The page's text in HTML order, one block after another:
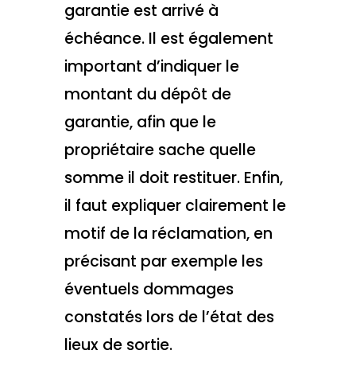
garantie est arrivé à
échéance. Il est également
important d’indiquer le
montant du dépôt de
garantie, afin que le
propriétaire sache quelle
somme il doit restituer. Enfin,
il faut expliquer clairement le
motif de la réclamation, en
précisant par exemple les
éventuels dommages
constatés lors de l’état des
lieux de sortie.